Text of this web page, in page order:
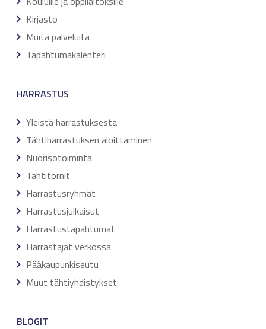
Kirjasto
Muita palveluita
Tapahtumakalenteri
HARRASTUS
Yleistä harrastuksesta
Tähtiharrastuksen aloittaminen
Nuorisotoiminta
Tähtitornit
Harrastusryhmät
Harrastusjulkaisut
Harrastustapahtumat
Harrastajat verkossa
Pääkaupunkiseutu
Muut tähtiyhdistykset
BLOGIT